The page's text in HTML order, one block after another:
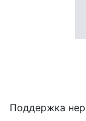
Поддержка